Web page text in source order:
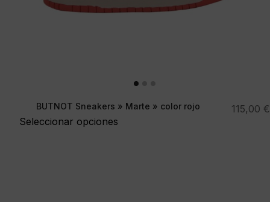
BUTNOT Sneakers » Marte » color rojo
Seleccionar opciones
115,00 €